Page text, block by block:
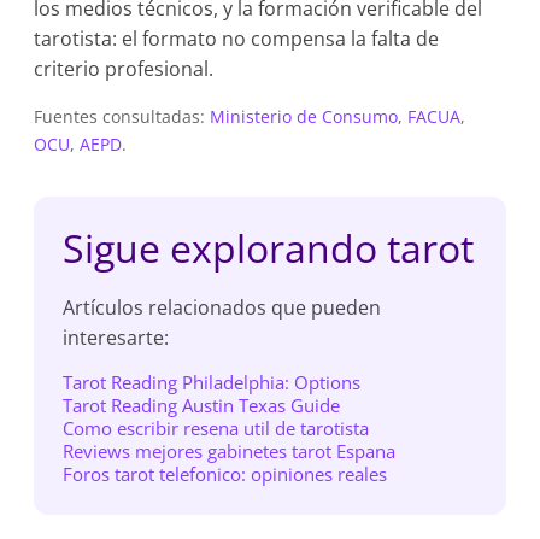
los medios técnicos, y la formación verificable del
tarotista: el formato no compensa la falta de
criterio profesional.
Fuentes consultadas: Ministerio de Consumo, FACUA,
OCU,AEPD.
Sigue explorando tarot
Artículos relacionados que pueden
interesarte:
Tarot Reading Philadelphia: Options
Tarot Reading Austin Texas Guide
Como escribir resena util de tarotista
Reviews mejores gabinetes tarot Espana
Foros tarot telefonico: opiniones reales